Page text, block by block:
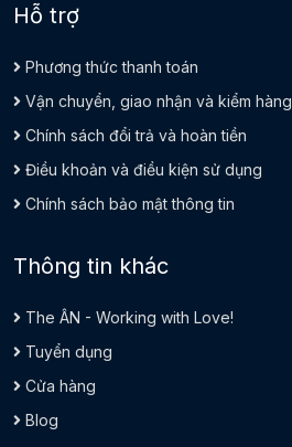
Hỗ trợ
Phương thức thanh toán
Vận chuyển, giao nhận và kiểm hàng
Chính sách đổi trả và hoàn tiền
Điều khoản và điều kiện sử dụng
Chính sách bảo mật thông tin
Thông tin khác
The ÂN - Working with Love!
Tuyển dụng
Cửa hàng
Blog